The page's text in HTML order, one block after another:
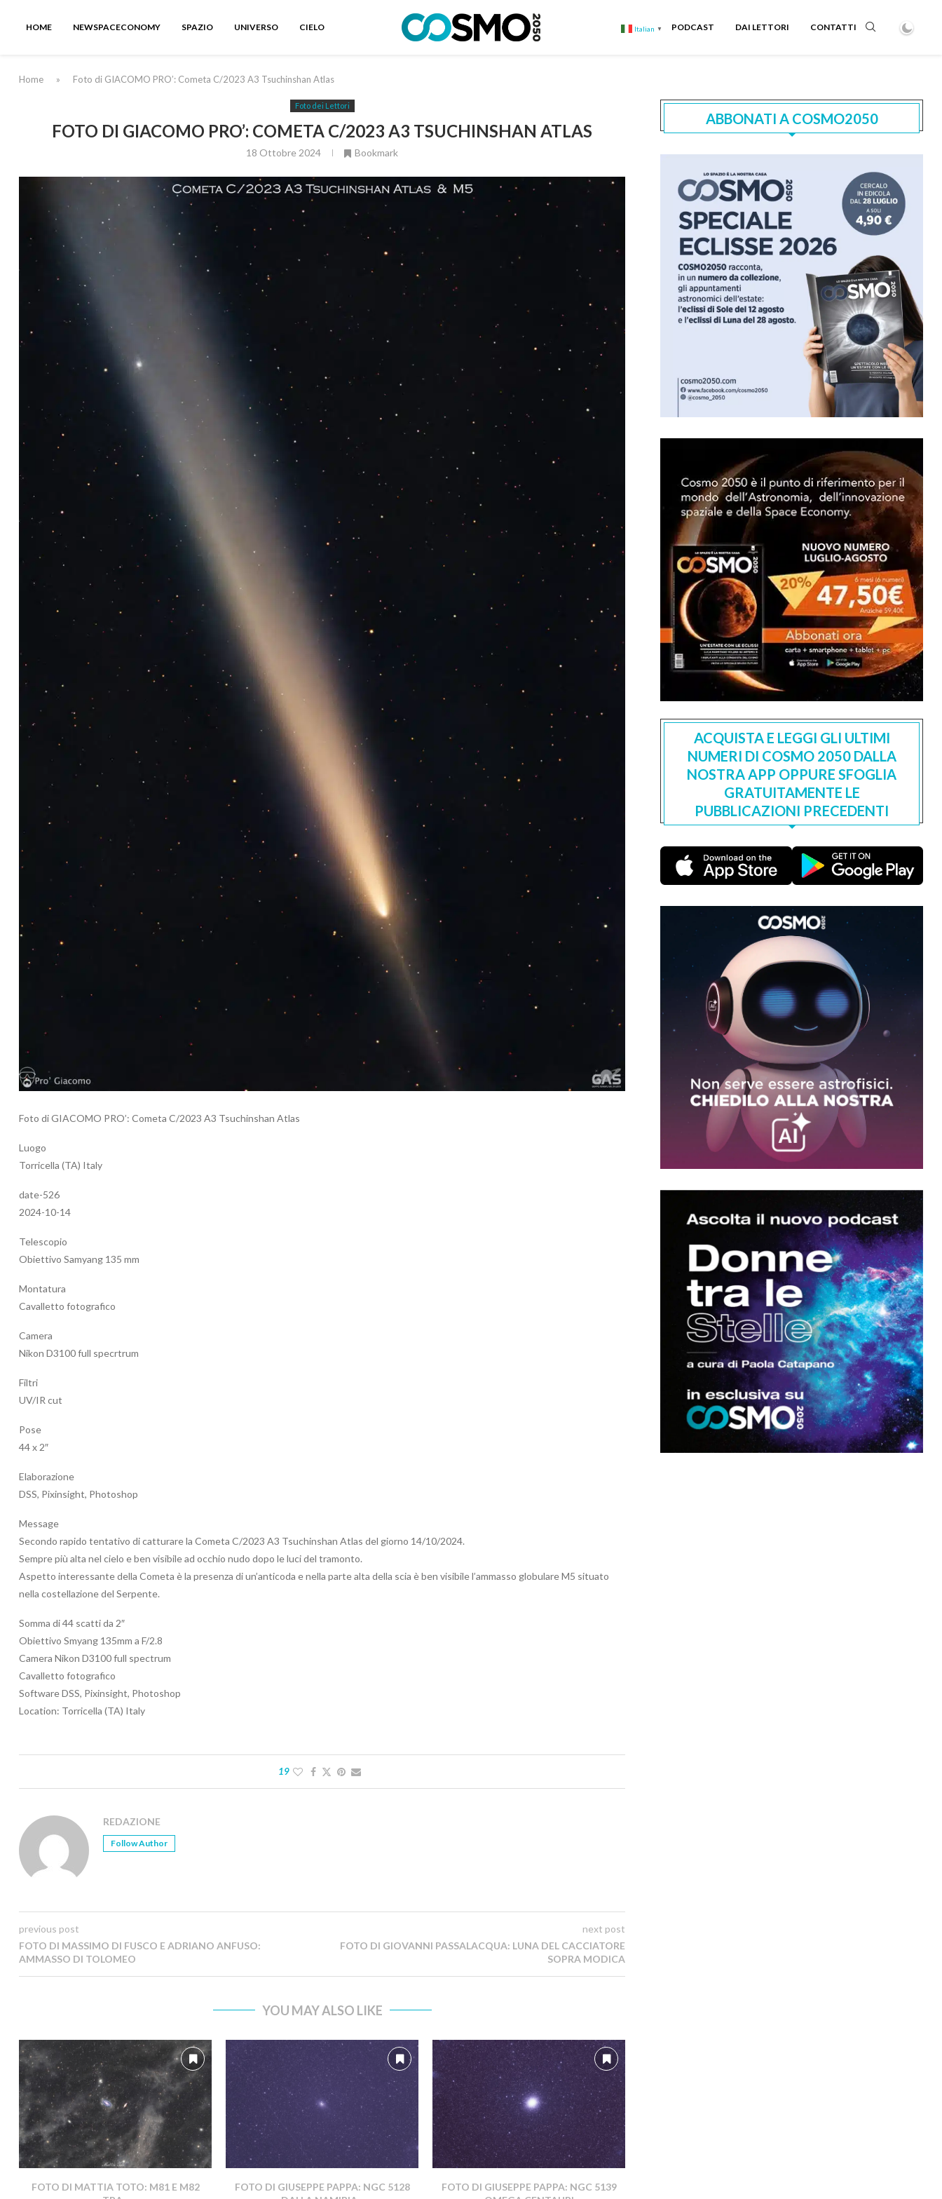
HOME NEWSPACECONOMY SPAZIO UNIVERSO CIELO Italian ▼ PODCAST DAI LETTORI CONTATTI
Home » Foto di GIACOMO PRO’: Cometa C/2023 A3 Tsuchinshan Atlas
Foto dei Lettori
FOTO DI GIACOMO PRO’: COMETA C/2023 A3 TSUCHINSHAN ATLAS
18 Ottobre 2024 Bookmark
Foto di GIACOMO PRO’: Cometa C/2023 A3 Tsuchinshan Atlas
Luogo
Torricella (TA) Italy
date-526
2024-10-14
Telescopio
Obiettivo Samyang 135 mm
Montatura
Cavalletto fotografico
Camera
Nikon D3100 full specrtrum
Filtri
UV/IR cut
Pose
44 x 2″
Elaborazione
DSS, Pixinsight, Photoshop
Message
Secondo rapido tentativo di catturare la Cometa C/2023 A3 Tsuchinshan Atlas del giorno 14/10/2024.
Sempre più alta nel cielo e ben visibile ad occhio nudo dopo le luci del tramonto.
Aspetto interessante della Cometa è la presenza di un’anticoda e nella parte alta della scia è ben visibile l’ammasso globulare M5 situato
nella costellazione del Serpente.
Somma di 44 scatti da 2″
Obiettivo Smyang 135mm a F/2.8
Camera Nikon D3100 full spectrum
Cavalletto fotografico
Software DSS, Pixinsight, Photoshop
Location: Torricella (TA) Italy
19
REDAZIONE
Follow Author
previous post
FOTO DI MASSIMO DI FUSCO E ADRIANO ANFUSO:
AMMASSO DI TOLOMEO
next post
FOTO DI GIOVANNI PASSALACQUA: LUNA DEL CACCIATORE
SOPRA MODICA
YOU MAY ALSO LIKE
FOTO DI MATTIA TOTO: M81 E M82
FOTO DI GIUSEPPE PAPPA: NGC 5128
FOTO DI GIUSEPPE PAPPA: NGC 5139
ABBONATI A COSMO2050
ACQUISTA E LEGGI GLI ULTIMI
NUMERI DI COSMO 2050 DALLA
NOSTRA APP OPPURE SFOGLIA
GRATUITAMENTE LE
PUBBLICAZIONI PRECEDENTI